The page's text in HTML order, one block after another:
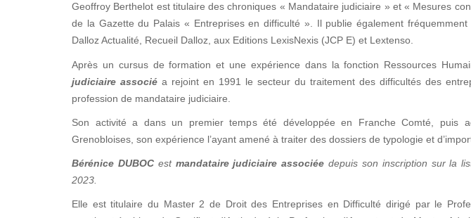
Geoffroy Berthelot est titulaire des chroniques « Mandataire judiciaire » et « Mesures
de la Gazette du Palais « Entreprises en difficulté ». Il publie également
Dalloz Actualité, Recueil Dalloz, aux Editions LexisNexis (JCP E) et Lextenso.
Après un cursus de formation et une expérience dans la fonction Ressources
judiciaire associéa rejoint en 1991 le secteur du traitement des difficultés des
profession de mandataire judiciaire.
Son activité a dans un premier temps été développée en Franche Comté, puis
Grenobloises, son expérience l’ayant amené à traiter des dossiers de typologie et
Bérénice DUBOCest mandataire judiciaire associée depuis son inscription sur la
2023.
Elle est titulaire du Master 2 de Droit des Entreprises en Difficulté dirigé par le